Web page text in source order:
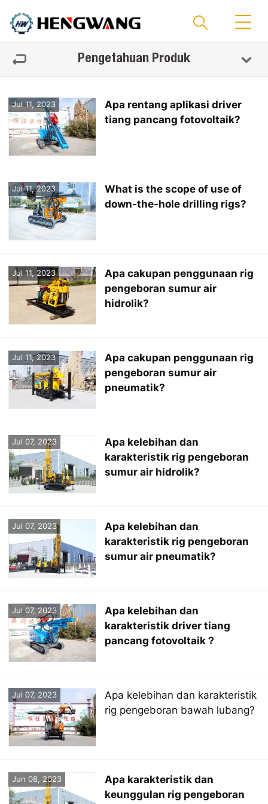
Pengetahuan Produk
Apa rentang aplikasi driver
tiang pancang fotovoltaik?
Jul 11, 2023
What is the scope of use of
down-the-hole drilling rigs?
Jul 11, 2023
Apa cakupan penggunaan rig
pengeboran sumur air
hidrolik?
Jul 11, 2023
Apa cakupan penggunaan rig
pengeboran sumur air
pneumatik?
Jul 11, 2023
Apa kelebihan dan
karakteristik rig pengeboran
sumur air hidrolik?
Jul 07, 2023
Apa kelebihan dan
karakteristik rig pengeboran
sumur air pneumatik?
Jul 07, 2023
Apa kelebihan dan
karakteristik driver tiang
pancang fotovoltaik？
Jul 07, 2023
Apa kelebihan dan karakteristik
rig pengeboran bawah lubang?
Jul 07, 2023
Apa karakteristik dan
keunggulan rig pengeboran
Jun 08, 2023